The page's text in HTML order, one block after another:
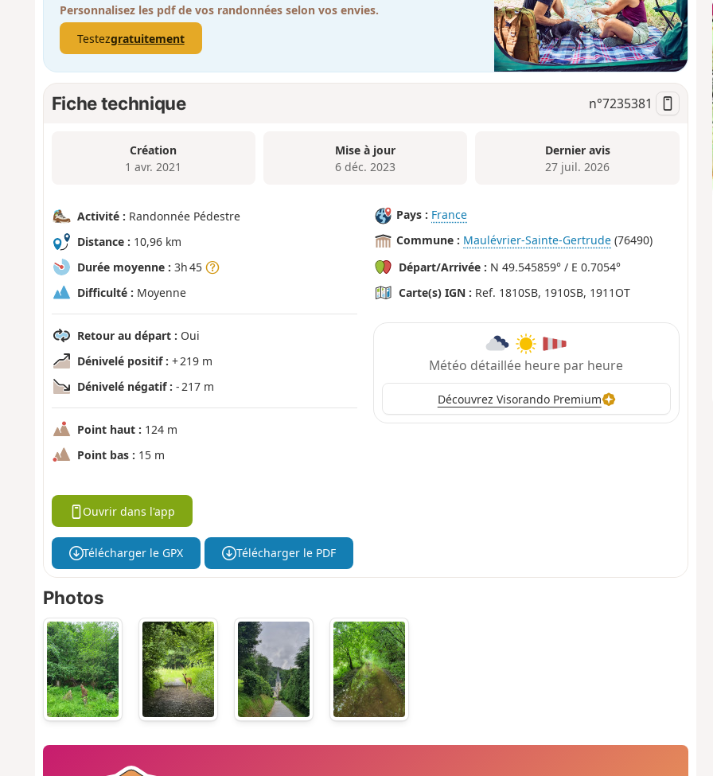
Personnalisez les pdf de vos randonnées selon vos envies.
Testezgratuitement
Fiche technique n°7235381
Création
1 avr. 2021
Mise à jour
6 déc. 2023
Dernier avis
27 juil. 2026
Activité : Randonnée Pédestre
Distance : 10,96 km
Durée moyenne : 3h 45
Difficulté : Moyenne
Retour au départ : Oui
Dénivelé positif : + 219 m
Dénivelé négatif : - 217 m
Point haut : 124 m
Point bas : 15 m
Pays : France
Commune : Maulévrier-Sainte-Gertrude (76490)
Départ/Arrivée : N 49.545859° / E 0.7054°
Carte(s) IGN : Ref. 1810SB, 1910SB, 1911OT
Météo détaillée heure par heure
Découvrez Visorando Premium
Ouvrir dans l'app
Télécharger le GPX Télécharger le PDF
Photos